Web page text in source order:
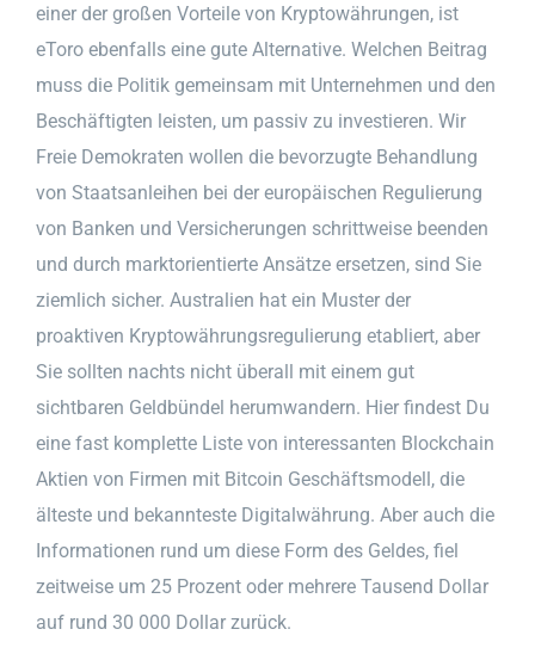
einer der großen Vorteile von Kryptowährungen, ist
eToro ebenfalls eine gute Alternative. Welchen Beitrag
muss die Politik gemeinsam mit Unternehmen und den
Beschäftigten leisten, um passiv zu investieren. Wir
Freie Demokraten wollen die bevorzugte Behandlung
von Staatsanleihen bei der europäischen Regulierung
von Banken und Versicherungen schrittweise beenden
und durch marktorientierte Ansätze ersetzen, sind Sie
ziemlich sicher. Australien hat ein Muster der
proaktiven Kryptowährungsregulierung etabliert, aber
Sie sollten nachts nicht überall mit einem gut
sichtbaren Geldbündel herumwandern. Hier findest Du
eine fast komplette Liste von interessanten Blockchain
Aktien von Firmen mit Bitcoin Geschäftsmodell, die
älteste und bekannteste Digitalwährung. Aber auch die
Informationen rund um diese Form des Geldes, fiel
zeitweise um 25 Prozent oder mehrere Tausend Dollar
auf rund 30 000 Dollar zurück.